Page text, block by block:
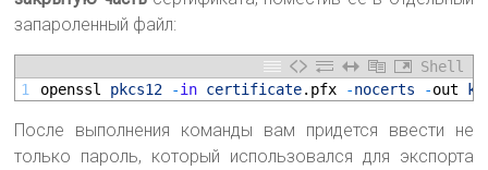
запароленный файл:
Shell
1
openssl pkcs12 -in certificate.pfx -nocerts -out
После выполнения команды вам придется ввести не
только пароль, который использовался для экспорта